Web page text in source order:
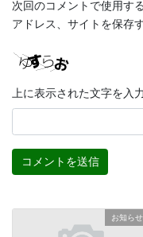
次回のコメントで使用す
アドレス、サイトを保存す
上に表示された文字を入
お知らせ